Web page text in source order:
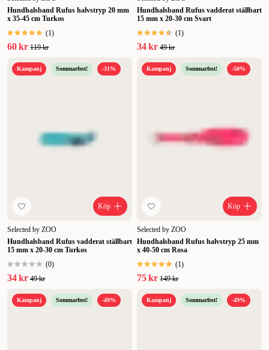
och nacke. Välkommen in i någon av våra butiker för att titta igenom
vårt stora utbud av praktiska och snygga hundhalsband eller köp
direkt här online på ZOO.se.
Hundhalsband Rufus halvstryp 20 mm
x 35-45 cm Turkos
(1)
60 kr 119 kr
Hundhalsband Rufus vadderat ställbart
15 mm x 20-30 cm Svart
(1)
34 kr 49 kr
Kampanj Sommarfest! -31%
Köp
Selected by ZOO
Hundhalsband Rufus vadderat ställbart
15 mm x 20-30 cm Turkos
(0)
34 kr 49 kr
Kampanj Sommarfest! -50%
Köp
Selected by ZOO
Hundhalsband Rufus halvstryp 25 mm
x 40-50 cm Rosa
(1)
75 kr 149 kr
Kampanj Sommarfest! -49% Kampanj Sommarfest! -49%